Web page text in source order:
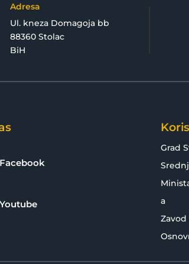
Adresa
Ul. kneza Domagoja bb
88360 Stolac
BiH
Facebook
Youtube
Grad
a
Zavod